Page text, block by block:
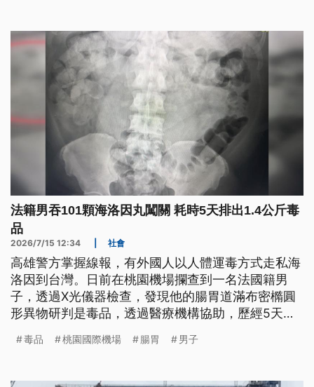
法籍男吞101顆海洛因丸闖關 耗時5天排出1.4公斤毒
品
2026/7/15 12:34 社會
高雄警方掌握線報，有外國人以人體運毒方式走私海
洛因到台灣。日前在桃園機場攔查到一名法國籍男
子，透過X光儀器檢查，發現他的腸胃道滿布密橢圓
形異物研判是毒品，透過醫療機構協助，歷經5天，
因毒品丸，換算市價約2000萬元，檢察官偵訊後，
毒品 桃園國際機場 腸胃 男子